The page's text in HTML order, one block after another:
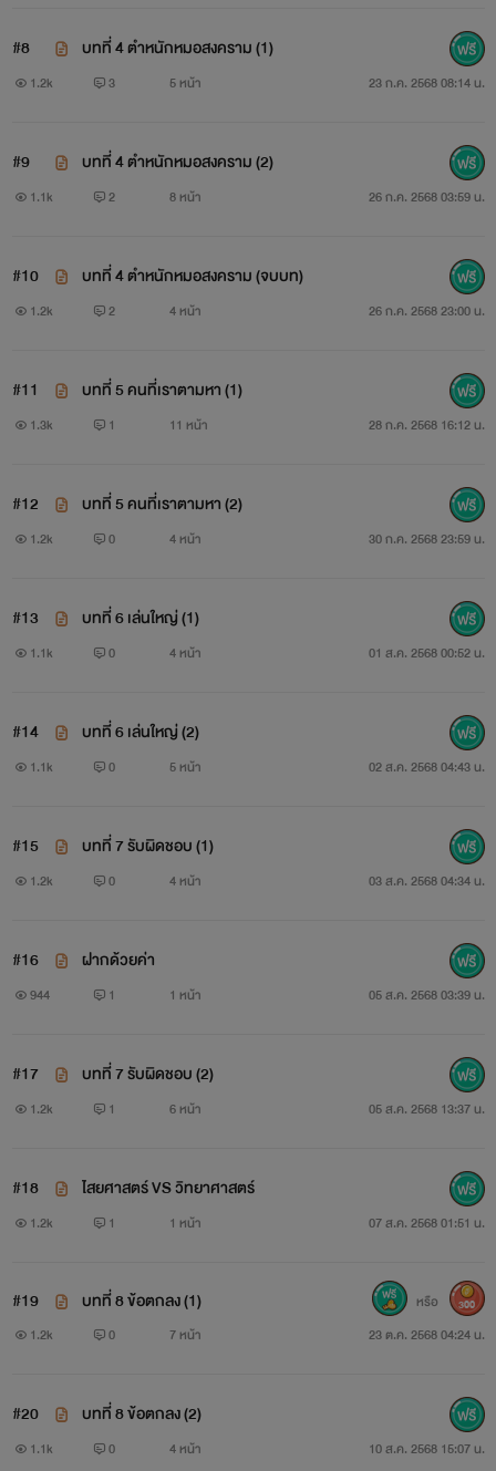
#8 บทที่ 4 ตำหนักหมอสงคราม (1)
1.2k 3 5 หน้า 23 ก.ค. 2568 08:14 น.
#9 บทที่ 4 ตำหนักหมอสงคราม (2)
1.1k 2 8 หน้า 26 ก.ค. 2568 03:59 น.
#10 บทที่ 4 ตำหนักหมอสงคราม (จบบท)
1.2k 2 4 หน้า 26 ก.ค. 2568 23:00 น.
#11 บทที่ 5 คนที่เราตามหา (1)
1.3k 1 11 หน้า 28 ก.ค. 2568 16:12 น.
#12 บทที่ 5 คนที่เราตามหา (2)
1.2k 0 4 หน้า 30 ก.ค. 2568 23:59 น.
#13 บทที่ 6 เล่นใหญ่ (1)
1.1k 0 4 หน้า 01 ส.ค. 2568 00:52 น.
#14 บทที่ 6 เล่นใหญ่ (2)
1.1k 0 5 หน้า 02 ส.ค. 2568 04:43 น.
#15 บทที่ 7 รับผิดชอบ (1)
1.2k 0 4 หน้า 03 ส.ค. 2568 04:34 น.
#16 ฝากด้วยค่า
944 1 1 หน้า 05 ส.ค. 2568 03:39 น.
#17 บทที่ 7 รับผิดชอบ (2)
1.2k 1 6 หน้า 05 ส.ค. 2568 13:37 น.
#18 ไสยศาสตร์ VS วิทยาศาสตร์
1.2k 1 1 หน้า 07 ส.ค. 2568 01:51 น.
#19 บทที่ 8 ข้อตกลง (1)
1.2k 0 7 หน้า 23 ต.ค. 2568 04:24 น.
หรือ 300
#20 บทที่ 8 ข้อตกลง (2)
1.1k 0 4 หน้า 10 ส.ค. 2568 15:07 น.